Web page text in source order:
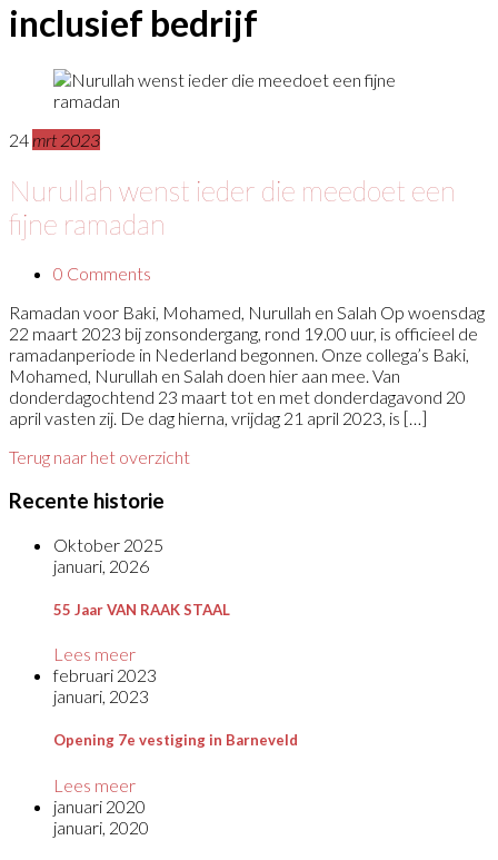
inclusief bedrijf
24 mrt 2023
Nurullah wenst ieder die meedoet een
fijne ramadan
0 Comments
Ramadan voor Baki, Mohamed, Nurullah en Salah Op woensdag
22 maart 2023 bij zonsondergang, rond 19.00 uur, is officieel de
ramadanperiode in Nederland begonnen. Onze collega’s Baki,
Mohamed, Nurullah en Salah doen hier aan mee. Van
donderdagochtend 23 maart tot en met donderdagavond 20
april vasten zij. De dag hierna, vrijdag 21 april 2023, is […]
Terug naar het overzicht
Recente historie
Oktober 2025
januari, 2026
55 Jaar VAN RAAK STAAL
Lees meer
februari 2023
januari, 2023
Opening 7e vestiging in Barneveld
Lees meer
januari 2020
januari, 2020